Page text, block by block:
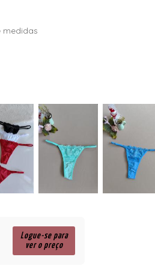
medidas
Logue-se para
ver o preço